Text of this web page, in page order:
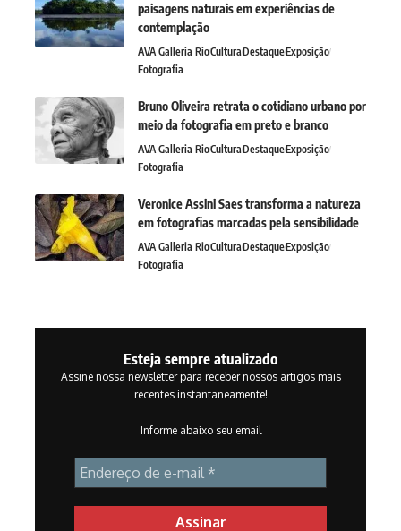
paisagens naturais em experiências de
contemplação
AVA Galleria RioCulturaDestaqueExposição
Fotografia
Bruno Oliveira retrata o cotidiano urbano por
meio da fotografia em preto e branco
AVA Galleria RioCulturaDestaqueExposição
Fotografia
Veronice Assini Saes transforma a natureza
em fotografias marcadas pela sensibilidade
AVA Galleria RioCulturaDestaqueExposição
Fotografia
Esteja sempre atualizado
Assine nossa newsletter para receber nossos artigos mais
recentes instantaneamente!
Informe abaixo seu email